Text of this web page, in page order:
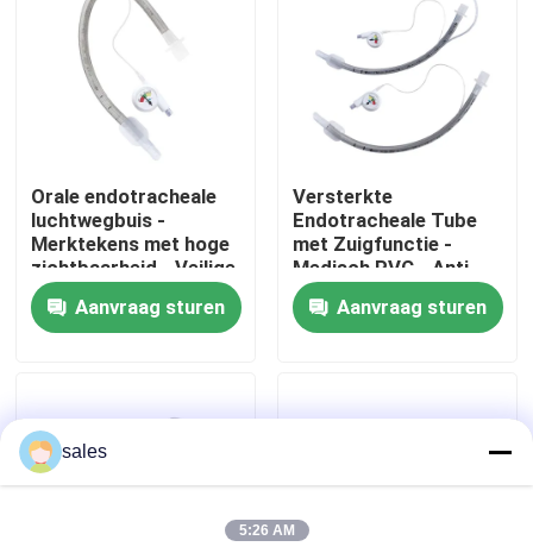
VR-show
Over ons
Kwaliteitscontrole
Contacteer ons
ET Buisluchtroute
Laryngeal Maskerluchtroute
Orale endotracheale
luchtwegbuis -
Merktekens met hoge
zichtbaarheid - Veilige
plaatsing - Latexvrij -
ISO CE-certificering
Aanvraag sturen
Versterkte
Endotracheale Tube
met Zuigfunctie -
Medisch PVC - Anti-
resistent - CE & ISO
Gecertificeerd
Aanvraag sturen
sales
5:26 AM